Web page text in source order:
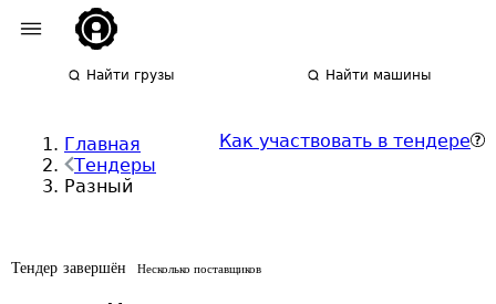
Найти грузы Найти машины
Главная
Тендеры
Разный
Как участвовать в тендере
Тендер завершён Несколько поставщиков